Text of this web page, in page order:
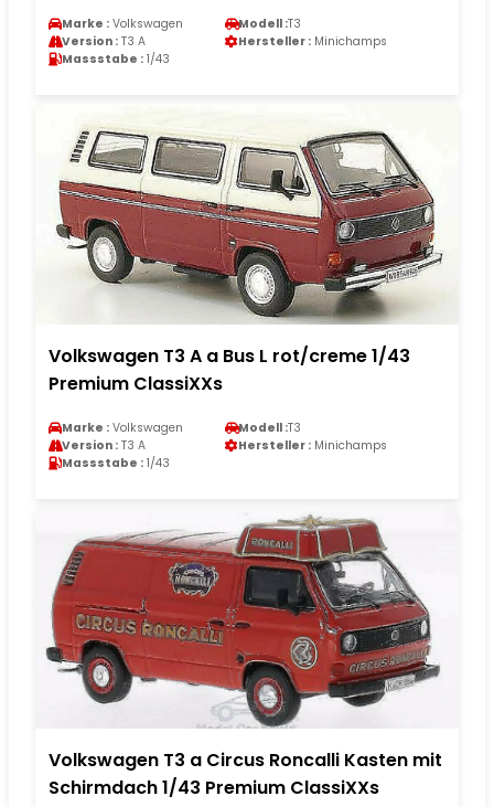
Marke : Volkswagen Modell :T3
Version : T3 A Hersteller : Minichamps
Massstabe : 1/43
Volkswagen T3 A a Bus L rot/creme 1/43
Premium ClassiXXs
Marke : Volkswagen Modell :T3
Version : T3 A Hersteller : Minichamps
Massstabe : 1/43
Volkswagen T3 a Circus Roncalli Kasten mit
Schirmdach 1/43 Premium ClassiXXs